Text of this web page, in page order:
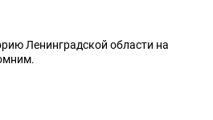
Ленинградской области на